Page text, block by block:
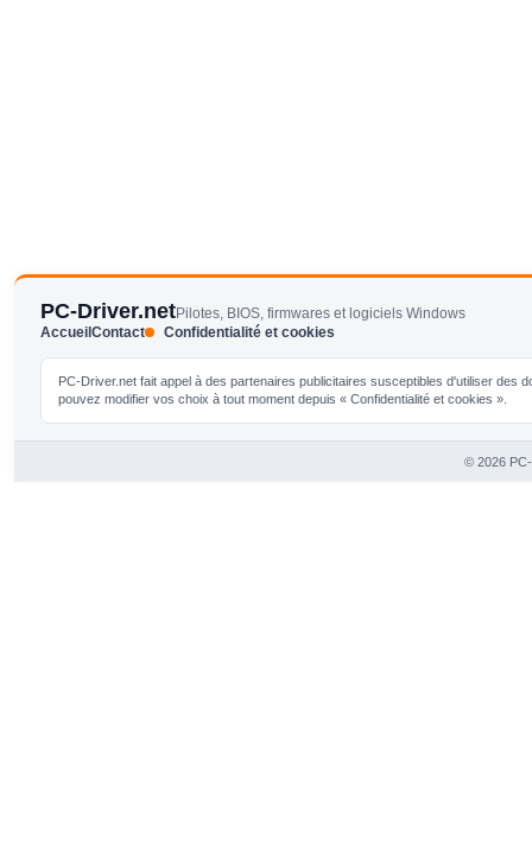
PC-Driver.netPilotes, BIOS, firmwares et logiciels Windows
AccueilContact Confidentialité et cookies
PC-Driver.net fait appel à des partenaires publicitaires susceptibles d'utiliser
pouvez modifier vos choix à tout moment depuis « Confidentialité et cookies ».
© 2026